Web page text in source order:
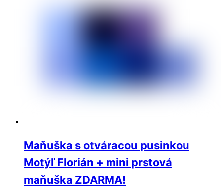
Maňuška s otváracou pusinkou
Motýľ Florián + mini prstová
maňuška ZDARMA!